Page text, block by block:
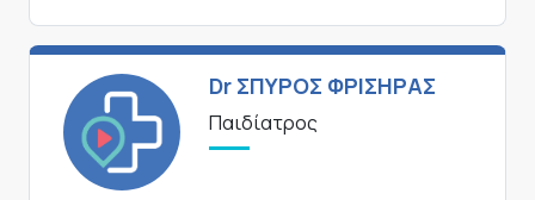
Dr ΣΠΥΡΟΣ ΦΡΙΣΗΡΑΣ
Παιδίατρος